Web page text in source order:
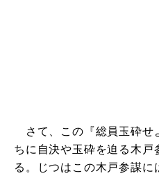
さて、この『総員玉砕せ
ちに自決や玉砕を迫る木戸
る。じつはこの木戸参謀に